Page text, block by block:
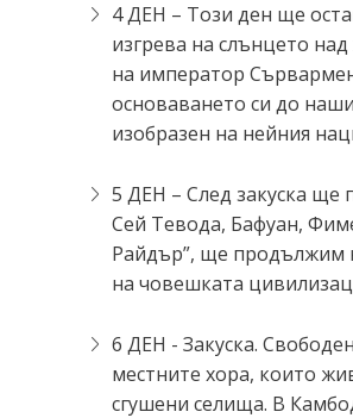
4 ДЕН – Този ден ще
изгрева на слънцето
на император
основаването си до
изобразен на нейния
5 ДЕН – След закуска
Сей Тевода, Бафуан,
Райдър”, ще продължим
на човешката
6 ДЕН - Закуска.
местните хора, които
сгушени селища. В